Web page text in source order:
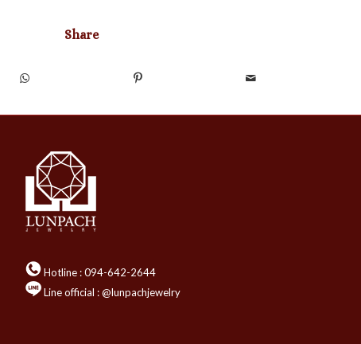
Share
Hotline :094-642-2644
Line official : @lunpachjewelry